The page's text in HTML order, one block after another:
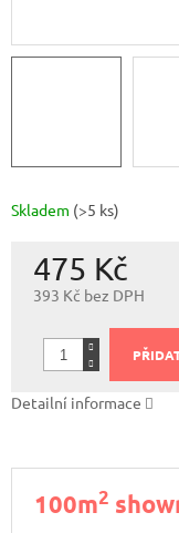
475 Kč
393 Kč bez DPH
cena:
Skladem (>5 ks)
Detailní informace
100m2